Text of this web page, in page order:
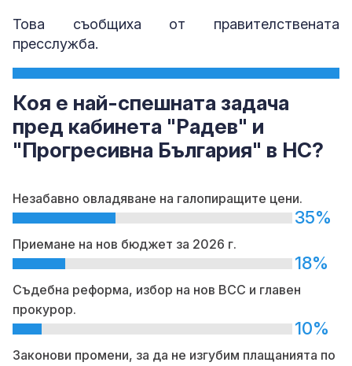
Това съобщиха от правителствената
пресслужба.
Коя е най-спешната задача
пред кабинета "Радев" и
"Прогресивна България" в НС?
Незабавно овладяване на галопиращите цени.
35%
Приемане на нов бюджет за 2026 г.
18%
Съдебна реформа, избор на нов ВСС и главен
прокурор.
10%
Законови промени, за да не изгубим плащанията по